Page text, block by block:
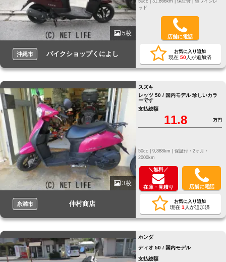
5枚
沖縄市 バイクショップくによし
ッド
店舗に電話
お気に入り追加
現在 50人が追加済
3枚
糸満市 仲村商店
スズキ
レッツ 50 / 国内モデル 珍しいカラ
ーです
支払総額
11.8 万円
保証付・2ヶ月・
2000km
＼無料／
在庫・見積り 店舗に電話
お気に入り追加
現在 1 人が追加済
ホンダ
ディオ 50 / 国内モデル
支払総額